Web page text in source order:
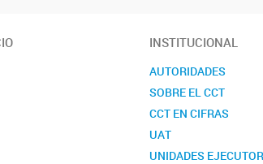
INSTITUCIONAL
AUTORIDADES
SOBRE EL CCT
CCT EN CIFRAS
UAT
UNIDADES